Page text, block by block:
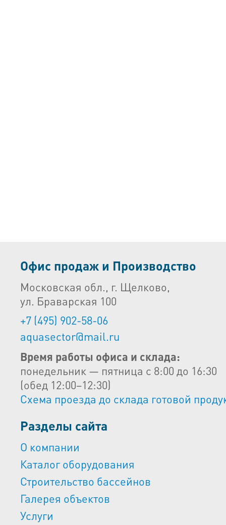
Офис продаж и Производство
Московская обл., г. Щелково,
ул. Браварская 100
+7 (495) 902-58-06
aquasector@mail.ru
Время работы офиса и склада:
понедельник — пятница с 8:00 до 16:30
(обед 12:00–12:30)
Схема проезда до склада готовой
Разделы сайта
О компании
Каталог оборудования
Строительство бассейнов
Галерея объектов
Услуги